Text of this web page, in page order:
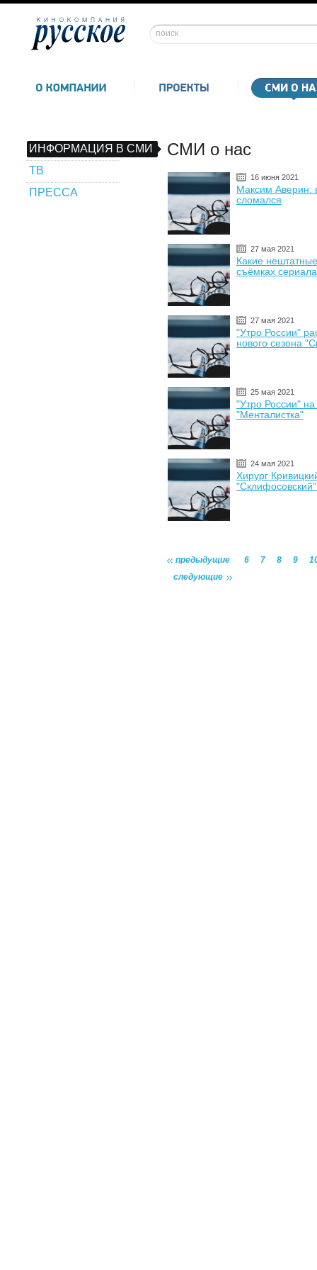
ИНФОРМАЦИЯ В СМИ
ТВ
ПРЕССА
СМИ о нас
16 июня 2021
Максим Аверин:
сломался
27 мая 2021
Какие
съёмках
27 мая 2021
"Утро России"
нового сезона
25 мая 2021
"Утро России"
"Менталистка"
24 мая 2021
Хирург
предыдущие 6 7 8 9
следующие